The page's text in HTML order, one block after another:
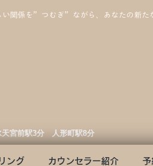
関係を”つむぎ”ながら、あなたの新た
前駅3分 人形町駅8分
ング カウンセラー紹介 予